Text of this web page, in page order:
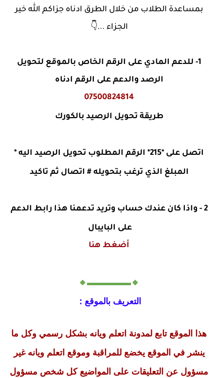
بمساعدة الطلاب من خلال الطرق ادناه جزاكم الله خير
الجزاء ...👇
1- للدعم المادي على الرقم الخاص بالموقع لتحويل
الرصد والدعم على الرقم ادناه
07500824814
طريقة تحويل الرصيد بالكورك
اتصل على *215* الرقم المطلوب تحويل الرصيد اليه *
المبلغ الذي ترغب بتحويله # اتصال ثم تاكيد
2 - واذا كان عندك حساب وتريد تدعمنا هذا رابط الدعم
على البايبال
أضغط هنا
🔸▬▬▬▬▬🔸
التعريف بالموقع :
هذا الموقع تابع لمدونة اتعلم ويانه بشكل رسمي وكل ما
ينشر في الموقع يخضع للمراقبة وموقع اتعلم ويانه غير
مسؤول عن التعليقات على المواضيع كل شخص مسؤول